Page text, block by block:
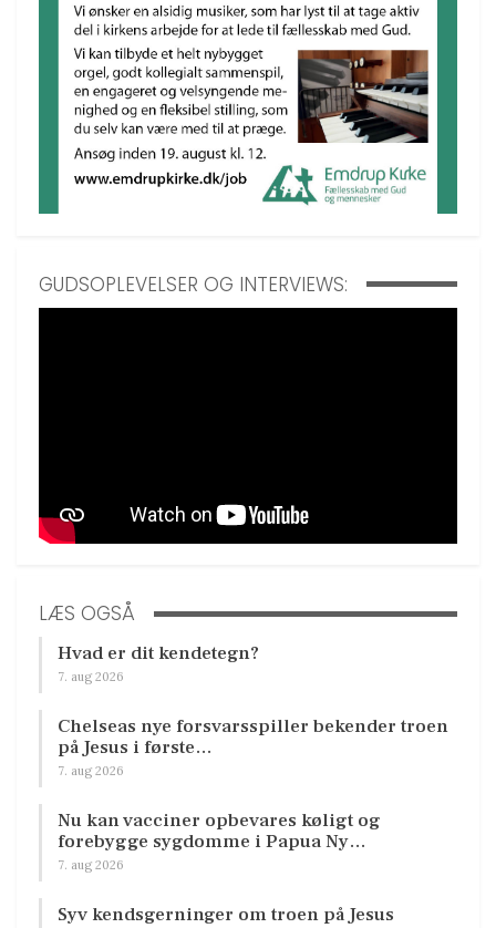
GUDSOPLEVELSER OG INTERVIEWS:
LÆS OGSÅ
Hvad er dit kendetegn?
7. aug 2026
Chelseas nye forsvarsspiller bekender troen
på Jesus i første…
7. aug 2026
Nu kan vacciner opbevares køligt og
forebygge sygdomme i Papua Ny…
7. aug 2026
Syv kendsgerninger om troen på Jesus